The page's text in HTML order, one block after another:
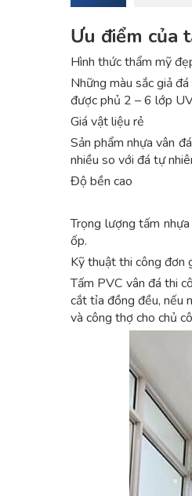
Ưu điểm của
Hình thức thẩm mỹ
Những màu sắc giả
được phủ 2 – 6 lớp
Giá vật liệu rẻ
Sản phẩm nhựa vân
nhiều so với đá tự
Độ bền cao
Trọng lượng tấm
ốp.
Kỹ thuật thi công đơn
Tấm PVC vân đá thi
cắt tỉa đồng đều, nếu
và công thợ cho chủ